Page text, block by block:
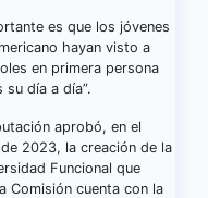
es que los jóvenes
hayan visto a
en primera persona
día a día”.
aprobó, en el
2023, la creación de la
Funcional que
Comisión cuenta con la